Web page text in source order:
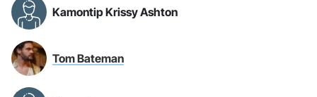
Kamontip Krissy Ashton
Tom Bateman